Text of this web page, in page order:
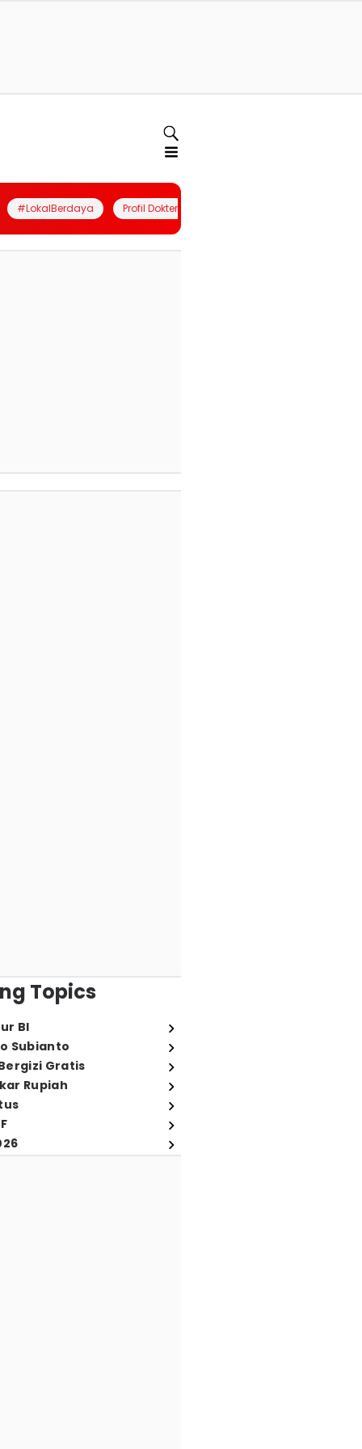
#LokalBerdaya Profil Dokter
Topics
BI
Subianto
Gratis
Rupiah